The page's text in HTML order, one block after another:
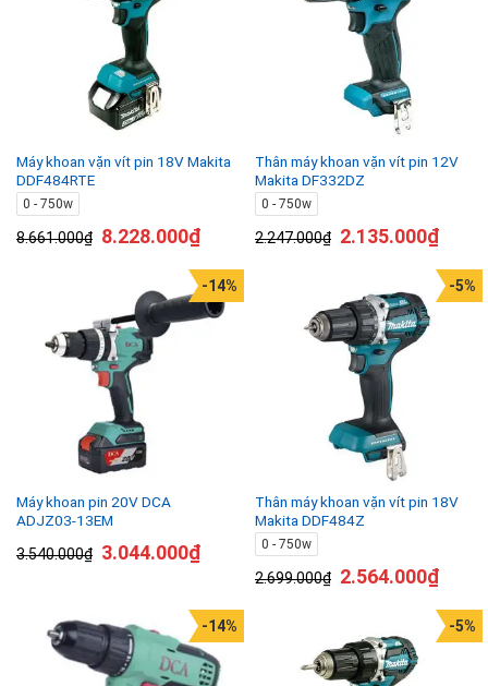
Máy khoan vặn vít pin 18V Makita
DDF484RTE
0 - 750w
8.661.000₫ 8.228.000₫
Thân máy khoan vặn vít pin 12V
Makita DF332DZ
0 - 750w
2.247.000₫ 2.135.000₫
Máy khoan pin 20V DCA
ADJZ03-13EM
3.540.000₫
-14%
3.044.000₫
Thân máy khoan vặn vít pin 18V
Makita DDF484Z
0 - 750w
2.699.000₫
-5%
2.564.000₫
-14% -5%